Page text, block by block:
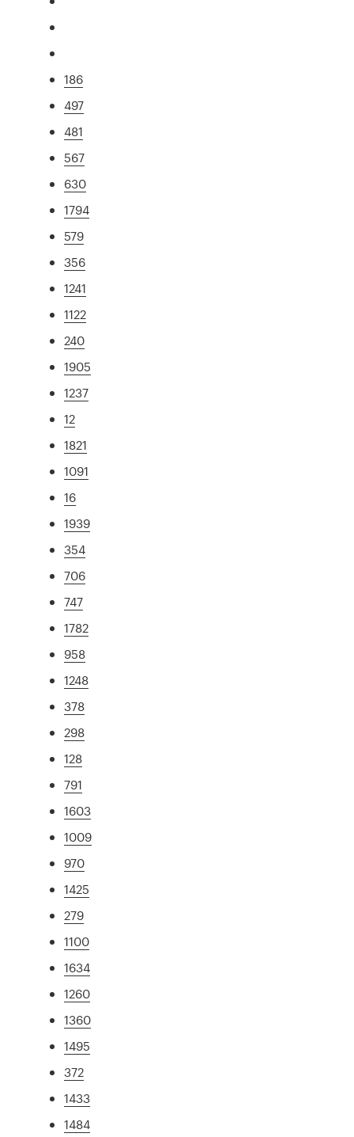
186
497
481
567
630
1794
579
356
1241
1122
240
1905
1237
12
1821
1091
16
1939
354
706
747
1782
958
1248
378
298
128
791
1603
1009
970
1425
279
1100
1634
1260
1360
1495
372
1433
1484